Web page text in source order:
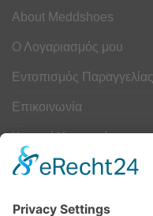
About Meddshoes
Ο Λογαριασμός μου
Εντοπισμός Παραγγελίας
Επικοινωνία
Κουμπί Υπαναχώρησης